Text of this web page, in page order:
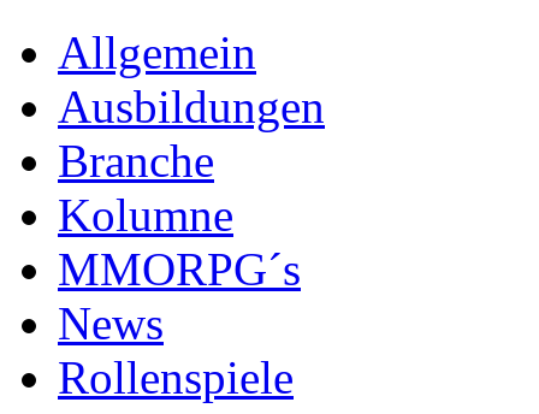
Allgemein
Ausbildungen
Branche
Kolumne
MMORPG´s
News
Rollenspiele